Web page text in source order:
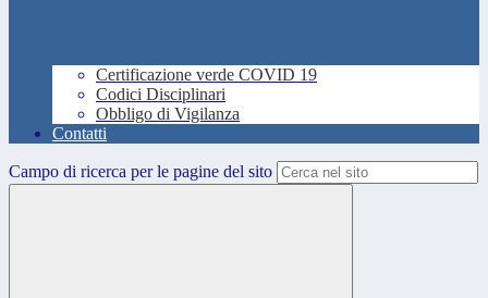
Certificazione verde COVID 19
Codici Disciplinari
Obbligo di Vigilanza
Contatti
Campo di ricerca per le pagine del sito